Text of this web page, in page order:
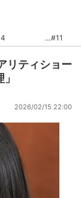
#11
リティショー
2026/02/15 22:00